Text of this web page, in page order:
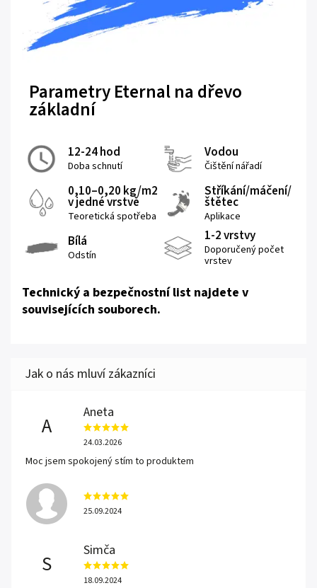
Parametry Eternal na dřevo
základní
12-24 hod
Doba schnutí
Vodou
Čištění nářadí
0,10–0,20 kg/m2
v jedné vrstvě
Teoretická spotřeba
Stříkání/máčení/
štětec
Aplikace
Bílá
Odstín
1-2 vrstvy
Doporučený počet
vrstev
Technický a bezpečnostní list najdete v
souvisejících souborech.
A
Aneta
24.03.2026
Moc jsem spokojený stím to produktem
25.09.2024
S
Simča
18.09.2024